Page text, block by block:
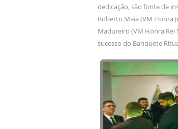
dedicação, são fonte de
Roberto Maia (VM Honra
Madureiro (VM Honra
sucesso do Banquete